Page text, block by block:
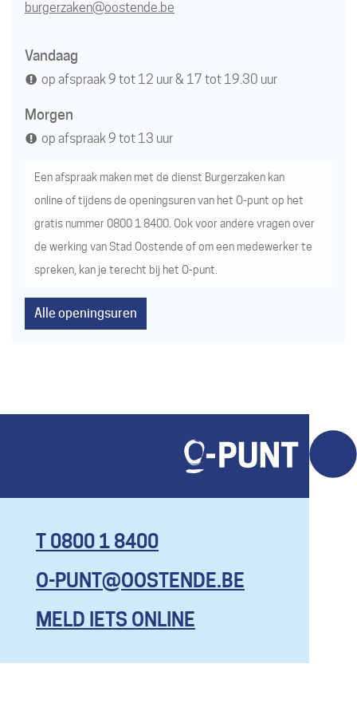
E-
burgerzaken@oostende.be
Openingsuren
Vandaag
op afspraak9 tot 12 uur& 17 tot 19.30 uur
Morgen
op afspraak9 tot 13 uur
Een afspraak maken met de dienst Burgerzaken kan
online of tijdens de openingsuren van het O-punt op het
gratis nummer 0800 1 8400 . Ook voor andere vragen over
de werking van Stad Oostende of om een medewerker te
spreken, kan je terecht bij het O-punt
Alle openingsuren
KOM HIER
MET AL JE
VRAGEN, EN
ZELFS OM
T 0800 1 8400
O-PUNT@OOSTENDE.BE
MELD IETS ONLINE